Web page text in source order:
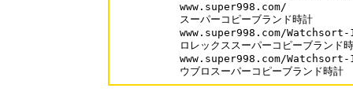
www.super998.com/
スーパーコピーブランド時計
www.super998.com/
ロレックススーパーコピーブランド
www.super998.com/
ウブロスーパーコピーブランド時計